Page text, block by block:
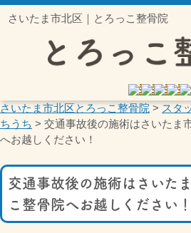
さいたま市北区｜とろっこ整骨院
さいたま市北区とろっこ整骨院 > スタ
ちうち > 交通事故後の施術はさいたま
へお越しください！
交通事故後の施術はさいた
こ整骨院へお越しください！